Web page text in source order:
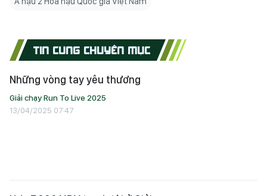
TIN CÙNG CHUYÊN MỤC
Những vòng tay yêu thương
Giải chạy Run To Live 2025
13/04/2025 07:47